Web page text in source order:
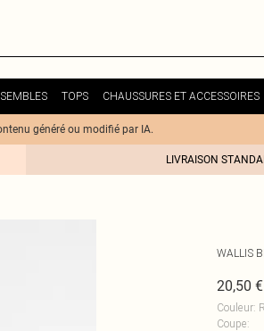
TOPS CHAUSSURES ET ACCESSOIRES
généré ou modifié par IA.
LIVRAISON
WALLIS
20,50 €
Couleur:
Coupe: